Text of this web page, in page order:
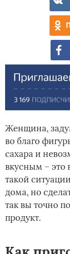
Женщина,
во благо
сахара и
вкусным – это
такой
дома, но
так вы точно
продукт.